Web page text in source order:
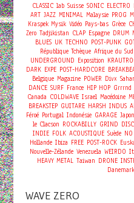
CLASSIC lab Suisse SONIC ELECTRO
ART JAZZ MINIMAL Malaysie PROG
Kraspek Mysik Vidéo Pays-bas Grèce
Zero Tadjikistan CLAP Espagne DRUM
BLUES UK TECHNO POST-PUNK
République Tchèque Afrique du Sud
UNDERGROUND Exposition
DARK EXPE POST-HARDCORE
Belgique Magazine POWER Divx
DANCE SURF France HIP HOP Grrrnd
Canada COLDWAVE Israel Macédoine
BREAKSTEP GUITARE HARSH INDUS
Féroé Portugal Indonésie GARAGE Japon
le Clacson ROCKABILLY GRIND
INDIE FOLK ACOUSTIQUE Suède NO
Hollande Ibiza FREE POST-ROCK
Nouvelle-Zélande Venezuela WEIRDO
HEAVY METAL Taiwan DRONE
Danemark
WAVE ZERO